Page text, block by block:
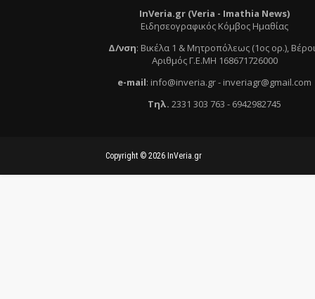
InVeria.gr (Veria - Ιmathia News)
Ειδησεογραφικός Κόμβος Ημαθίας
Δ/νση: Βικέλα 1 & Μητροπόλεως (1ος ορ.),
Αριθμός Γ.Ε.ΜΗ 168671726000
e-mail: info@inveria.gr- inveriagr@gmail.com
Τηλ. 2331 303 763 - 6942982745
Copyright © 2026 InVeria.gr